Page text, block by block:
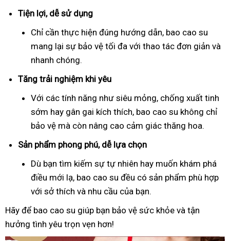
Tiện lợi, dễ sử dụng
Chỉ cần thực hiện đúng hướng dẫn, bao cao su
mang lại sự bảo vệ tối đa với thao tác đơn giản và
nhanh chóng.
Tăng trải nghiệm khi yêu
Với các tính năng như siêu mỏng, chống xuất tinh
sớm hay gân gai kích thích, bao cao su không chỉ
bảo vệ mà còn nâng cao cảm giác thăng hoa.
Sản phẩm phong phú, dễ lựa chọn
Dù bạn tìm kiếm sự tự nhiên hay muốn khám phá
điều mới lạ, bao cao su đều có sản phẩm phù hợp
với sở thích và nhu cầu của bạn.
Hãy để bao cao su giúp bạn bảo vệ sức khỏe và tận
hưởng tình yêu trọn vẹn hơn!